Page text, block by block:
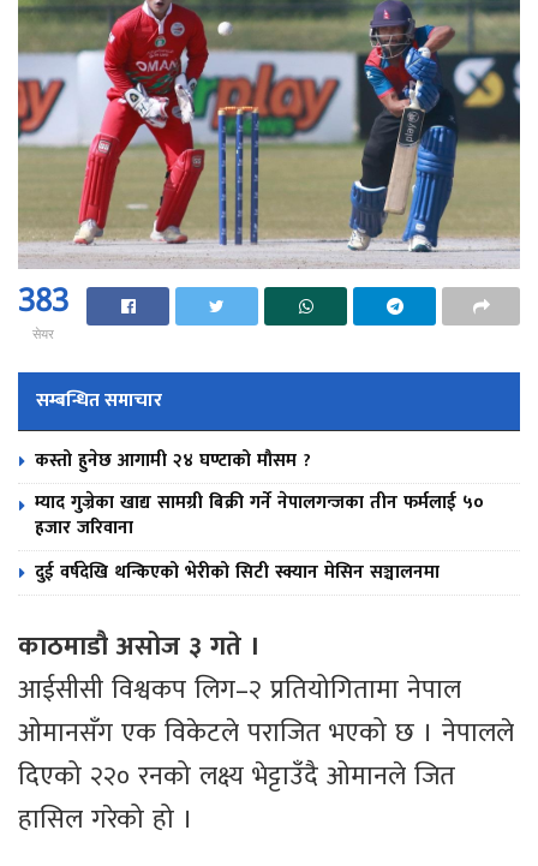
383
सेयर
सम्बन्धित समाचार
कस्तो हुनेछ आगामी २४ घण्टाको मौसम ?
म्याद गुज्रेका खाद्य सामग्री बिक्री गर्ने नेपालगन्जका तीन फर्मलाई ५०
हजार जरिवाना
दुई वर्षदेखि थन्किएको भेरीको सिटी स्क्यान मेसिन सञ्चालनमा
काठमाडौ असोज ३ गते ।
आईसीसी विश्वकप लिग–२ प्रतियोगितामा नेपाल
ओमानसँग एक विकेटले पराजित भएको छ । नेपालले
दिएको २२० रनको लक्ष्य भेट्टाउँदै ओमानले जित
हासिल गरेको हो ।